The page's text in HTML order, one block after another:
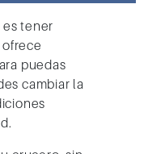
es tener
puedas
cambiar la